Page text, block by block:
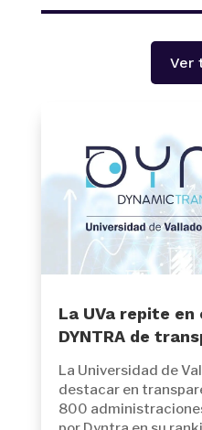
Ver
La UVa repite
DYNTRA de
La Universidad de
destacar en
800